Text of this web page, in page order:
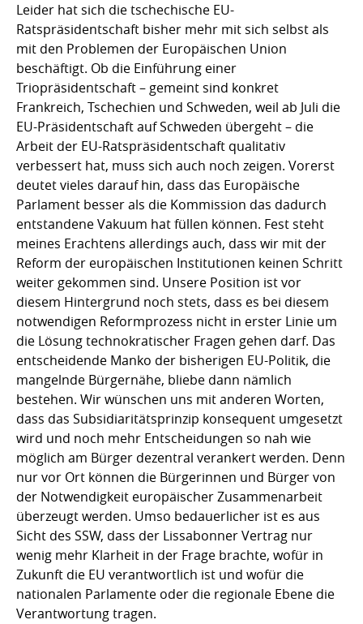
Leider hat sich die tschechische EU-
Ratspräsidentschaft bisher mehr mit sich selbst als
mit den Problemen der Europäischen Union
beschäftigt. Ob die Einführung einer
Triopräsidentschaft – gemeint sind konkret
Frankreich, Tschechien und Schweden, weil ab Juli die
EU-Präsidentschaft auf Schweden übergeht – die
Arbeit der EU-Ratspräsidentschaft qualitativ
verbessert hat, muss sich auch noch zeigen. Vorerst
deutet vieles darauf hin, dass das Europäische
Parlament besser als die Kommission das dadurch
entstandene Vakuum hat füllen können. Fest steht
meines Erachtens allerdings auch, dass wir mit der
Reform der europäischen Institutionen keinen Schritt
weiter gekommen sind. Unsere Position ist vor
diesem Hintergrund noch stets, dass es bei diesem
notwendigen Reformprozess nicht in erster Linie um
die Lösung technokratischer Fragen gehen darf. Das
entscheidende Manko der bisherigen EU-Politik, die
mangelnde Bürgernähe, bliebe dann nämlich
bestehen. Wir wünschen uns mit anderen Worten,
dass das Subsidiaritätsprinzip konsequent umgesetzt
wird und noch mehr Entscheidungen so nah wie
möglich am Bürger dezentral verankert werden. Denn
nur vor Ort können die Bürgerinnen und Bürger von
der Notwendigkeit europäischer Zusammenarbeit
überzeugt werden. Umso bedauerlicher ist es aus
Sicht des SSW, dass der Lissabonner Vertrag nur
wenig mehr Klarheit in der Frage brachte, wofür in
Zukunft die EU verantwortlich ist und wofür die
nationalen Parlamente oder die regionale Ebene die
Verantwortung tragen.